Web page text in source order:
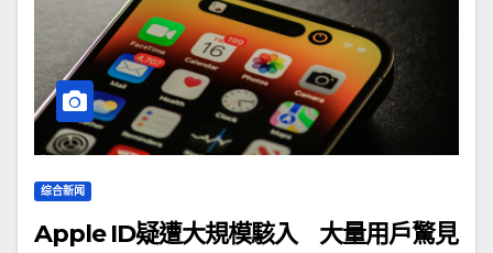
综合新闻
Apple ID疑遭大規模駭入 大量用戶驚見